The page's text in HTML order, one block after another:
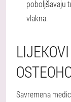
poboljšavaju
vlakna.
Savremena